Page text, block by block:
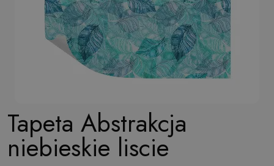
Tapeta Abstrakcja
niebieskie liscie